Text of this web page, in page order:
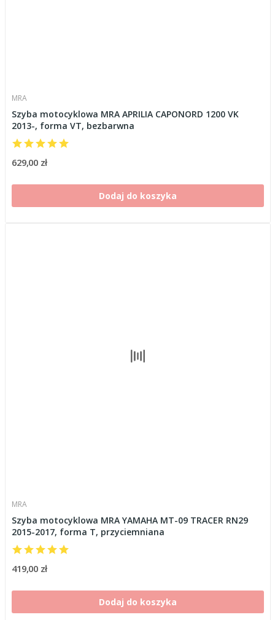
MRA
Szyba motocyklowa MRA APRILIA CAPONORD 1200 VK
2013-, forma VT, bezbarwna
629,00 zł
Dodaj do koszyka
MRA
Szyba motocyklowa MRA YAMAHA MT-09 TRACER RN29
2015-2017, forma T, przyciemniana
419,00 zł
Dodaj do koszyka